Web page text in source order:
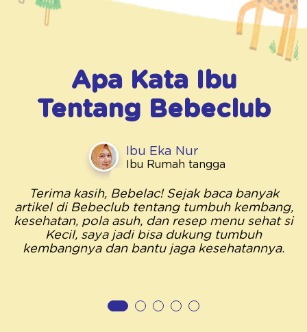
Apa Kata Ibu
Tentang Bebeclub
Ibu Eka Nur
Ibu Rumah tangga
Terima kasih, Bebelac! Sejak baca banyak
artikel di Bebeclub tentang tumbuh kembang,
kesehatan, pola asuh, dan resep menu sehat si
Kecil, saya jadi bisa dukung tumbuh
kembangnya dan bantu jaga kesehatannya.